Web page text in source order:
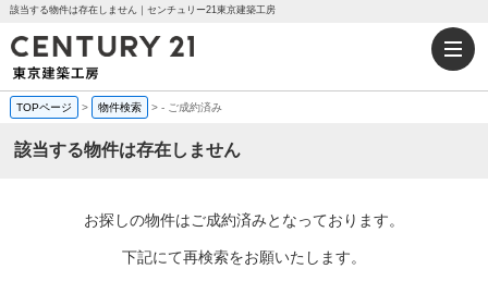
該当する物件は存在しません｜センチュリー21東京建築工房
TOPページ > 物件検索 >- ご成約済み
該当する物件は存在しません
お探しの物件はご成約済みとなっております。
下記にて再検索をお願いたします。